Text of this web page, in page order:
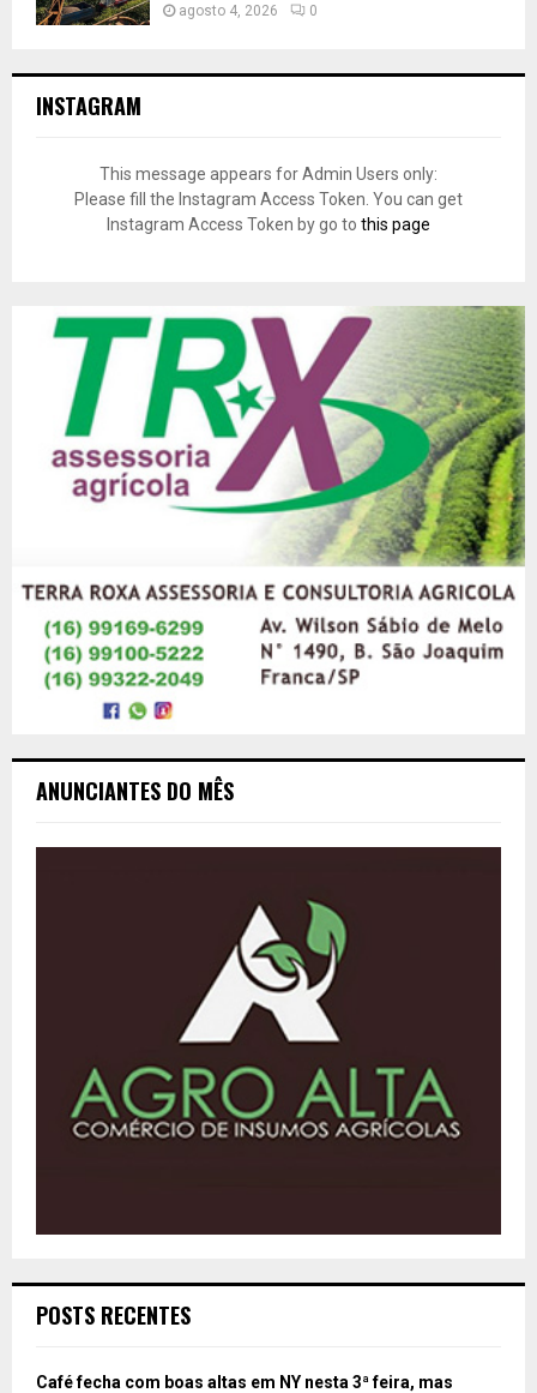
agosto 4, 2026 0
INSTAGRAM
This message appears for Admin Users only:
Please fill the Instagram Access Token. You can get
Instagram Access Token by go to this page
ANUNCIANTES DO MÊS
POSTS RECENTES
Café fecha com boas altas em NY nesta 3ª feira, mas